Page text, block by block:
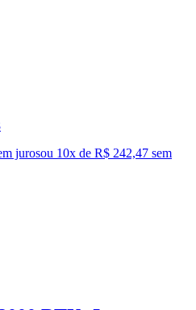
jurosou 10x de R$ 242,47 sem